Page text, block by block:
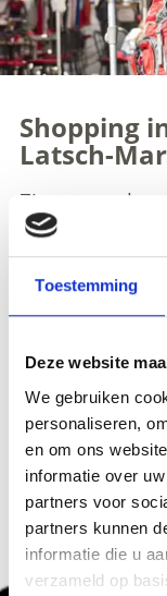
Toestemming
Deze website
We gebruiken
personaliseren,
en om ons
informatie over
partners voor
partners kunnen
informatie die u
verzameld op
Shopping
Latsch-
Zin om te
Martelltal vinden
aanbod aan
Kleine straatjes,
cafés nodigen u
aanvulling op
typische
traditionele